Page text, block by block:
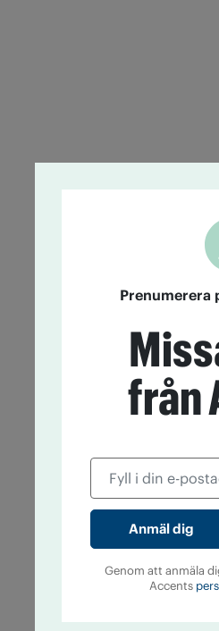
Prenumerera
från
Genom att anmäla
Accents